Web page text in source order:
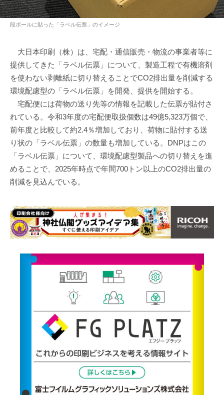
段ボールに貼った「ラベル伝票」のイメージ
大日本印刷（株）は、宅配・通信販売・物流の事業者等に
提供してきた「ラベル伝票」について、製造工程で有機溶剤
を使わない剥離紙に切り替えることでCO2排出量を削減する
環境配慮型の「ラベル伝票」を開発、提供を開始する。
宅配便には荷物の送り先等の情報を記載した伝票が貼付さ
れている。令和3年度の宅配便取扱個数は49億5,323万個で、
前年度と比較して約2.4％増加しており、荷物に貼付する送
り状の「ラベル伝票」の数量も増加している。DNPはこの
「ラベル伝票」について、環境配慮型製品への切り替えを進
めることで、2025年時点で年間700トン以上のCO2排出量の
削減を見込んでいる。